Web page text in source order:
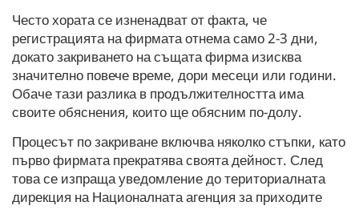
Често хората се изненадват от факта, че
регистрацията на фирмата отнема само 2-3 дни,
докато закриването на същата фирма изисква
значително повече време, дори месеци или години.
Обаче тази разлика в продължителността има
своите обяснения, които ще обясним по-долу.
Процесът по закриване включва няколко стъпки, като
първо фирмата прекратява своята дейност. След
това се изпраща уведомление до териториалната
дирекция на Националната агенция за приходите